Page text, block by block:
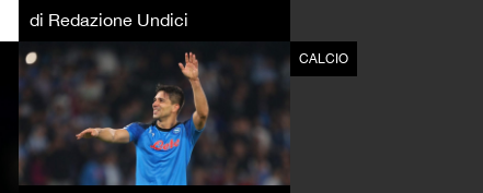
di Redazione Undici
CALCIO CALCIO